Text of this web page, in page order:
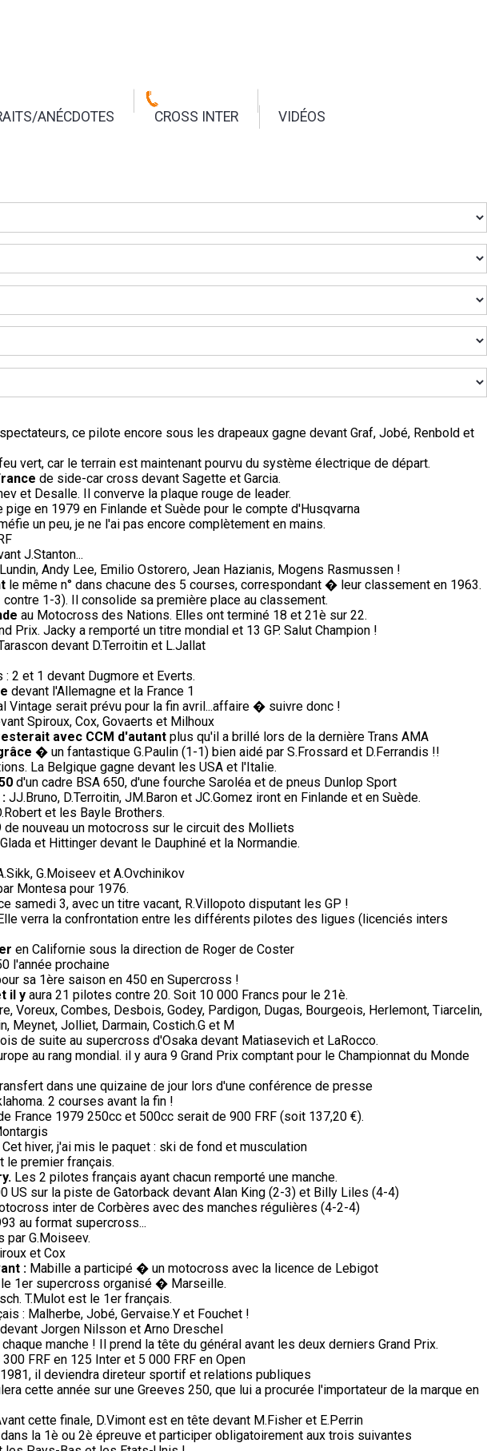
ANÉCDOTES CROSS INTER VIDÉOS
ce pilote encore sous les drapeaux gagne devant Graf, Jobé, Renbold et
vert, car le terrain est maintenant pourvu du système électrique de départ.
de side-car cross devant Sagette et Garcia.
et Desalle. Il converve la plaque rouge de leader.
pige en 1979 en Finlande et Suède pour le compte d'Husqvarna
un peu, je ne l'ai pas encore complètement en mains.
J.Stanton...
Andy Lee, Emilio Ostorero, Jean Hazianis, Mogens Rasmussen !
le même n° dans chacune des 5 courses, correspondant � leur classement en 1963.
1-3). Il consolide sa première place au classement.
au Motocross des Nations. Elles ont terminé 18 et 21è sur 22.
Prix. Jacky a remporté un titre mondial et 13 GP. Salut Champion !
devant D.Terroitin et L.Jallat
: 2 et 1 devant Dugmore et Everts.
devant l'Allemagne et la France 1
Vintage serait prévu pour la fin avril...affaire � suivre donc !
Spiroux, Cox, Govaerts et Milhoux
avec CCM d'autant plus qu'il a brillé lors de la dernière Trans AMA
� un fantastique G.Paulin (1-1) bien aidé par S.Frossard et D.Ferrandis !!
La Belgique gagne devant les USA et l'Italie.
d'un cadre BSA 650, d'une fourche Saroléa et de pneus Dunlop Sport
JJ.Bruno, D.Terroitin, JM.Baron et JC.Gomez iront en Finlande et en Suède.
et les Bayle Brothers.
nouveau un motocross sur le circuit des Molliets
et Hittinger devant le Dauphiné et la Normandie.
G.Moiseev et A.Ovchinikov
Montesa pour 1976.
samedi 3, avec un titre vacant, R.Villopoto disputant les GP !
Elle verra la confrontation entre les différents pilotes des ligues (licenciés inters
en Californie sous la direction de Roger de Coster
l'année prochaine
sa 1ère saison en 450 en Supercross !
il y aura 21 pilotes contre 20. Soit 10 000 Francs pour le 21è.
Voreux, Combes, Desbois, Godey, Pardigon, Dugas, Bourgeois, Herlemont, Tiarcelin,
Meynet, Jolliet, Darmain, Costich.G et M
de suite au supercross d'Osaka devant Matiasevich et LaRocco.
au rang mondial. il y aura 9 Grand Prix comptant pour le Championnat du Monde
dans une quizaine de jour lors d'une conférence de presse
2 courses avant la fin !
France 1979 250cc et 500cc serait de 900 FRF (soit 137,20 €).
Cet hiver, j'ai mis le paquet : ski de fond et musculation
le premier français.
Les 2 pilotes français ayant chacun remporté une manche.
US sur la piste de Gatorback devant Alan King (2-3) et Billy Liles (4-4)
inter de Corbères avec des manches régulières (4-2-4)
au format supercross...
par G.Moiseev.
et Cox
: Mabille a participé � un motocross avec la licence de Lebigot
le 1er supercross organisé � Marseille.
T.Mulot est le 1er français.
: Malherbe, Jobé, Gervaise.Y et Fouchet !
devant Jorgen Nilsson et Arno Dreschel
chaque manche ! Il prend la tête du général avant les deux derniers Grand Prix.
300 FRF en 125 Inter et 5 000 FRF en Open
il deviendra direteur sportif et relations publiques
cette année sur une Greeves 250, que lui a procurée l'importateur de la marque en
cette finale, D.Vimont est en tête devant M.Fisher et E.Perrin
la 1è ou 2è épreuve et participer obligatoirement aux trois suivantes